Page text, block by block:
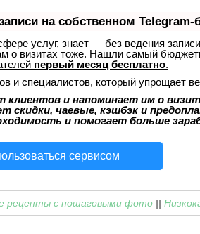
на собственном Telegram-
услуг, знает — без ведения
о визитах тоже. Нашли самый
первый месяц бесплатно.
и специалистов, который упрощает
клиентов и напоминает им о
скидки, чаевые, кэшбэк и
и помогает больше
сервисом
рецепты с пошаговыми фото ||